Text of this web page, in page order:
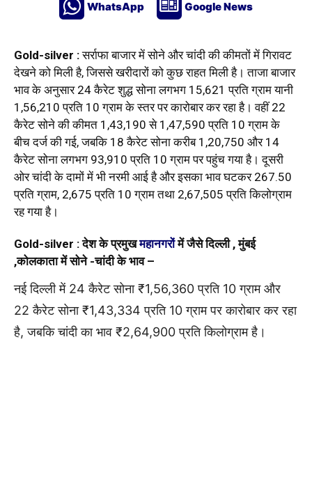
WhatsApp Google News
Gold-silver :सर्राफा बाजार में सोने और चांदी की कीमतों में गिरावट
देखने को मिली है, जिससेखरीदारोंको कुछ राहत मिली है। ताजा बाजार
भाव के अनुसार 24 कैरेट शुद्ध सोना लगभग ₹15,621 प्रति ग्राम यानी
₹1,56,210 प्रति 10 ग्राम के स्तर पर कारोबार कर रहा है। वहीं 22
कैरेट सोने की कीमत ₹1,43,190 से ₹1,47,590 प्रति 10 ग्राम के
बीच दर्ज की गई, जबकि 18 कैरेट सोना करीब ₹1,20,750 और 14
कैरेट सोना लगभग ₹93,910 प्रति 10 ग्राम पर पहुंच गया है। दूसरी
ओर चांदी के दामों में भी नरमी आई है और इसका भाव घटकर ₹267.50
प्रति ग्राम, ₹2,675 प्रति 10 ग्राम तथा ₹2,67,505 प्रति किलोग्राम
रह गया है।
Gold-silver :देश के प्रमुखमहानगरोंमें जैसे दिल्ली , मुंबई
,कोलकाता में सोने -चांदी के भाव –
नई दिल्ली में 24 कैरेट सोना ₹1,56,360 प्रति 10 ग्राम और
22 कैरेट सोना ₹1,43,334 प्रति 10 ग्राम पर कारोबार कर रहा
है, जबकि चांदी का भाव ₹2,64,900 प्रति किलोग्राम है।